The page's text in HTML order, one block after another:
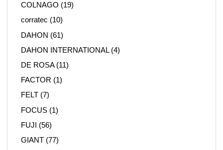
COLNAGO (19)
corratec (10)
DAHON (61)
DAHON INTERNATIONAL(4)
DE ROSA(11)
FACTOR (1)
FELT (7)
FOCUS (1)
FUJI (56)
GIANT (77)